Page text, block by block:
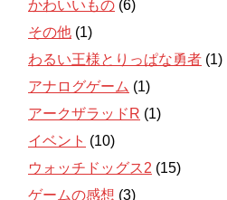
かわいいもの (6)
その他 (1)
わるい王様とりっぱな勇者 (1)
アナログゲーム (1)
アークザラッドR (1)
イベント (10)
ウォッチドッグス2 (15)
ゲームの感想 (3)